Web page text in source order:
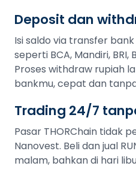
Deposit dan
Isi saldo via transfer
seperti BCA, Mandiri, BRI,
Proses withdraw rupiah
bankmu, cepat dan
Trading 24/7
Pasar THORChain tidak
Nanovest. Beli dan jual
malam, bahkan di hari